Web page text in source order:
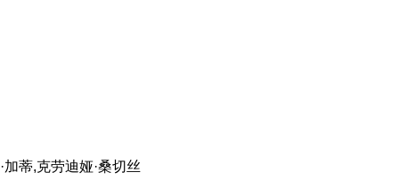
蒂,克劳迪娅·桑切丝